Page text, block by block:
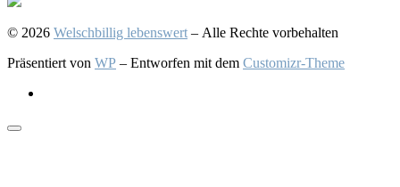
© 2026 Welschbillig lebenswert – Alle Rechte vorbehalten
Präsentiert von WP – Entworfen mit dem Customizr-Theme